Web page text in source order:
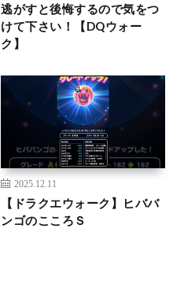
逃がすと後悔するので気をつ
けて下さい！【DQウォー
ク】
2025.12.11
【ドラクエウォーク】ヒババ
ンゴのこころＳ